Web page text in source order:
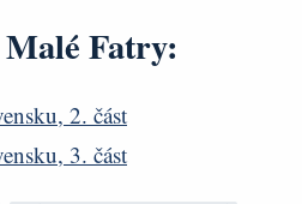
Fatry:
2. část
3. část